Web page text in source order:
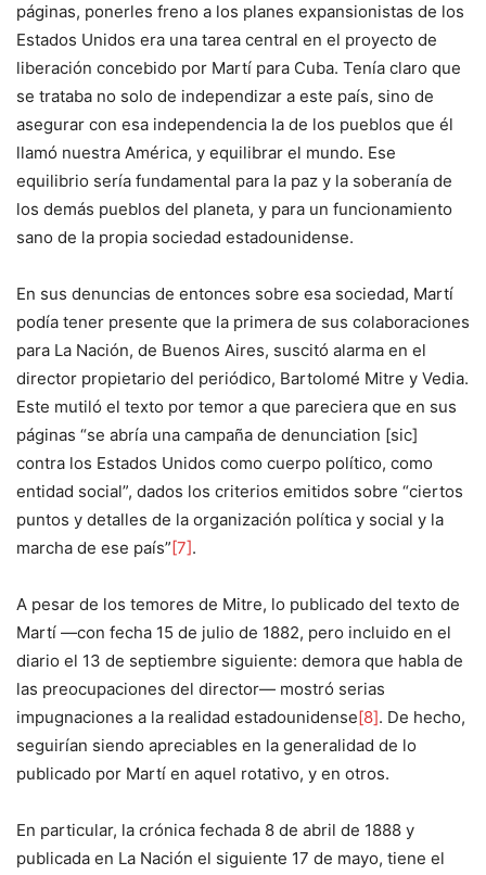
páginas, ponerles freno a los planes expansionistas de los
Estados Unidos era una tarea central en el proyecto de
liberación concebido por Martí para Cuba. Tenía claro que
se trataba no solo de independizar a este país, sino de
asegurar con esa independencia la de los pueblos que él
llamó nuestra América, y equilibrar el mundo. Ese
equilibrio sería fundamental para la paz y la soberanía de
los demás pueblos del planeta, y para un funcionamiento
sano de la propia sociedad estadounidense.
En sus denuncias de entonces sobre esa sociedad, Martí
podía tener presente que la primera de sus colaboraciones
para La Nación, de Buenos Aires, suscitó alarma en el
director propietario del periódico, Bartolomé Mitre y Vedia.
Este mutiló el texto por temor a que pareciera que en sus
páginas “se abría una campaña de denunciation [sic]
contra los Estados Unidos como cuerpo político, como
entidad social”, dados los criterios emitidos sobre “ciertos
puntos y detalles de la organización política y social y la
marcha de ese país” [7].
A pesar de los temores de Mitre, lo publicado del texto de
Martí —con fecha 15 de julio de 1882, pero incluido en el
diario el 13 de septiembre siguiente: demora que habla de
las preocupaciones del director— mostró serias
impugnaciones a la realidad estadounidense[8]. De hecho,
seguirían siendo apreciables en la generalidad de lo
publicado por Martí en aquel rotativo, y en otros.
En particular, la crónica fechada 8 de abril de 1888 y
publicada en La Nación el siguiente 17 de mayo, tiene el